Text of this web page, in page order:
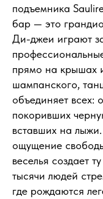
Пишите мне
подъемника
бар — это
Ди-джеи играют
прямо на крышах
шампанского,
объединяет всех:
покоривших
вставших на
ощущение
веселья создает
тысячи людей
где рождаются